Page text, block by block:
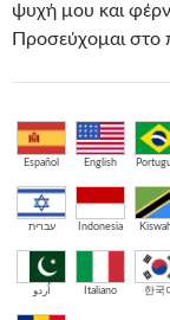
ψυχή μου και
Προσεύχομαι στο
Español English
עברית Indonesia
اُردو Italiano 한국